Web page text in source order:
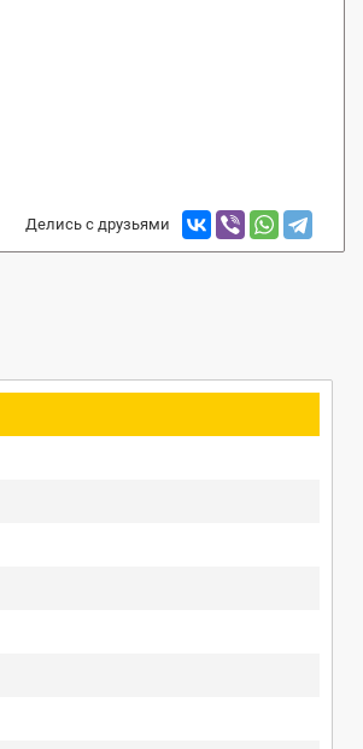
Делись с друзьями